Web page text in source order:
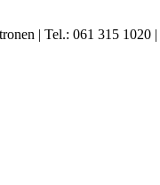
| Tel.: 061 315 1020 |